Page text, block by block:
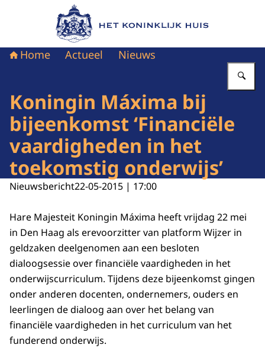
Naar de homepage van Het Koninklijk Huis
Home Actueel Nieuws
Koningin Máxima bij
bijeenkomst ‘Financiële
vaardigheden in het
toekomstig onderwijs’
Nieuwsbericht22-05-2015 | 17:00
Hare Majesteit Koningin Máxima heeft vrijdag 22 mei
in Den Haag als erevoorzitter van platform Wijzer in
geldzaken deelgenomen aan een besloten
dialoogsessie over financiële vaardigheden in het
onderwijscurriculum. Tijdens deze bijeenkomst gingen
onder anderen docenten, ondernemers, ouders en
leerlingen de dialoog aan over het belang van
financiële vaardigheden in het curriculum van het
funderend onderwijs.